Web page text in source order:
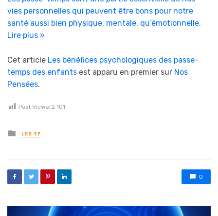
vies personnelles qui peuvent être bons pour notre
santé aussi bien physique, mentale, qu’émotionnelle.
Lire plus »
Cet article Les bénéfices psychologiques des passe-
temps des enfants est apparu en premier sur Nos
Pensées.
Post Views: 2 101
Posted in
LES 3P
0